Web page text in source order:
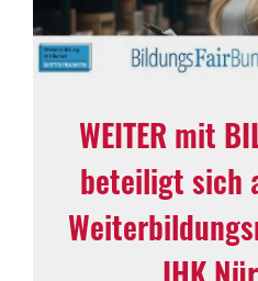
WEITER mit
beteiligt sich